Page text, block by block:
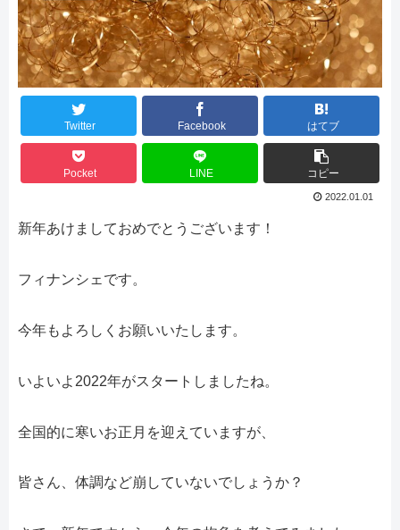
Twitter Facebook はてブ
Pocket LINE コピー
2022.01.01
新年あけましておめでとうございます！
フィナンシェです。
今年もよろしくお願いいたします。
いよいよ2022年がスタートしましたね。
全国的に寒いお正月を迎えていますが、
皆さん、体調など崩していないでしょうか？